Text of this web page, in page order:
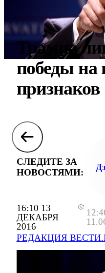
16:10 13
ДЕКАБРЯ
2016
РЕДАКЦИЯ
Трампа
победы на
признаков
СЛЕДИТЕ ЗА
НОВОСТЯМИ: